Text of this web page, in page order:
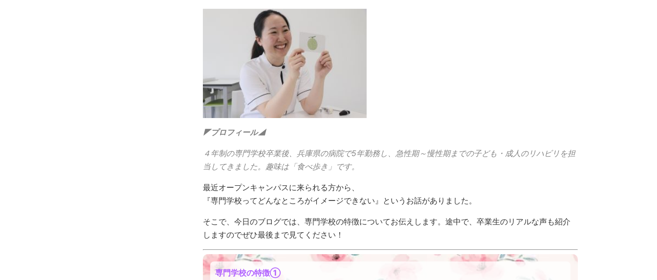
◤プロフィール◢
４年制の専門学校卒業後、兵庫県の病院で5年勤務し、急性期～慢性期までの子ども・成人のリハビリを担
当してきました。趣味は「食べ歩き」です。
最近オープンキャンパスに来られる方から、
『専門学校ってどんなところがイメージできない』というお話がありました。
そこで、今日のブログでは、専門学校の特徴についてお伝えします。途中で、卒業生のリアルな声も紹介
しますのでぜひ最後まで見てください！
専門学校の特徴①